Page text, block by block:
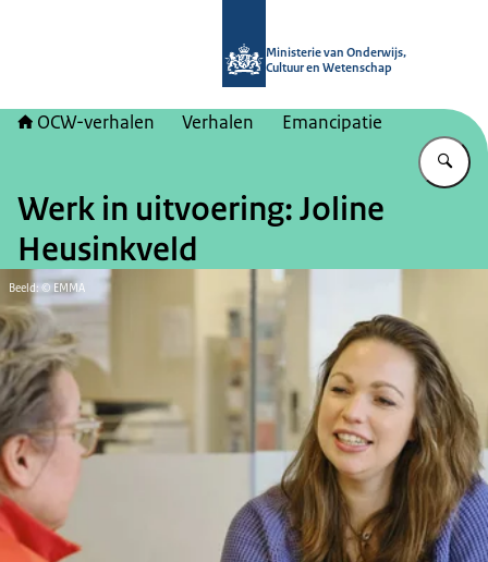
Ministerie van Onderwijs,
Cultuur en Wetenschap
OCW-verhalen Verhalen Emancipatie
Werk in uitvoering: Joline
Heusinkveld
Beeld: © EMMA